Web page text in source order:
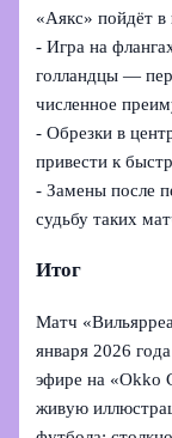
«Аякс» пойдёт в
- Игра на
голландцы —
численное
- Обрезки в
привести к
- Замены после
судьбу таких
Итог
Матч
января 2026
эфире на «Okko
живую